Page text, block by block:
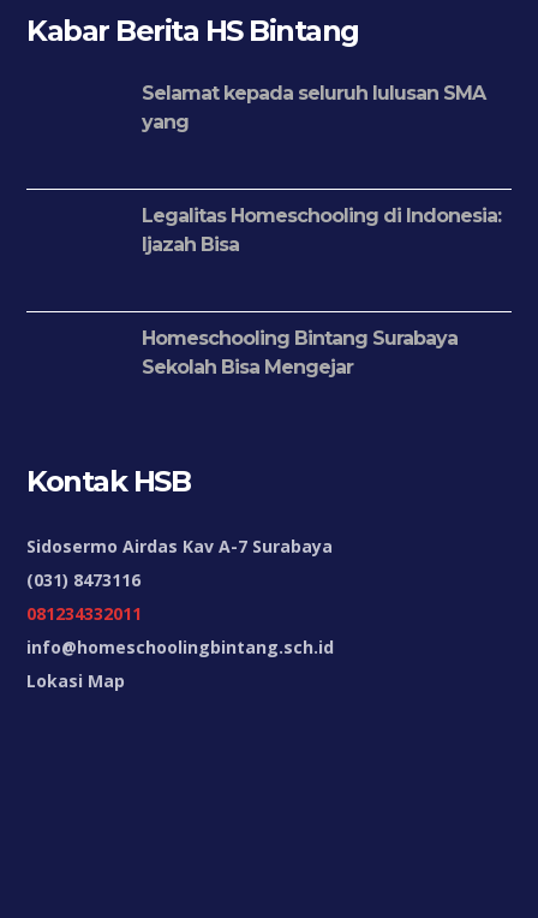
Kabar Berita HS Bintang
Selamat kepada seluruh lulusan SMA
yang
Legalitas Homeschooling di Indonesia:
Ijazah Bisa
Homeschooling Bintang Surabaya
Sekolah Bisa Mengejar
Kontak HSB
Sidosermo Airdas Kav A-7 Surabaya
(031) 8473116
081234332011
info@homeschoolingbintang.sch.id
Lokasi Map